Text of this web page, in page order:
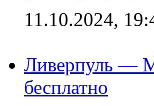
11.10.2024,
Ливерпуль —
бесплатно